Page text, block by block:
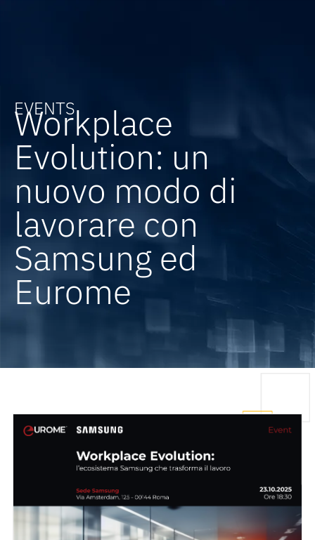
EVENTS
Workplace
Evolution: un
nuovo modo di
lavorare con
Samsung ed
Eurome